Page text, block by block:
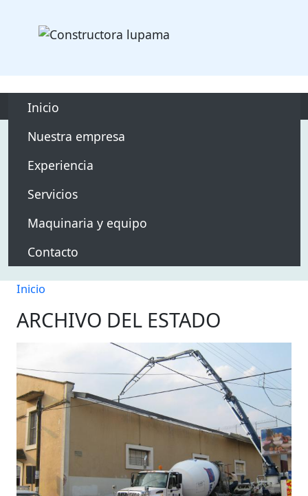
Pasar al contenido
main responsivo
Inicio
Nuestra empresa
Experiencia
Servicios
Maquinaria y equipo
Contacto
Inicio
ARCHIVO DEL ESTADO